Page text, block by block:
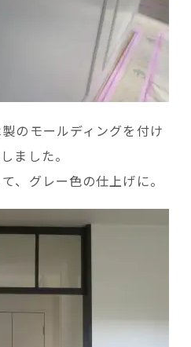
のモールディングを付け
ました。
、グレー色の仕上げに。